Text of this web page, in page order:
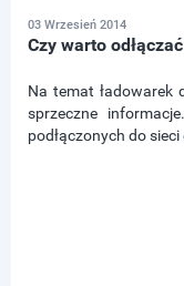
03 Wrzesień 2014
Czy warto
Na temat ładowarek
sprzeczne
podłączonych do